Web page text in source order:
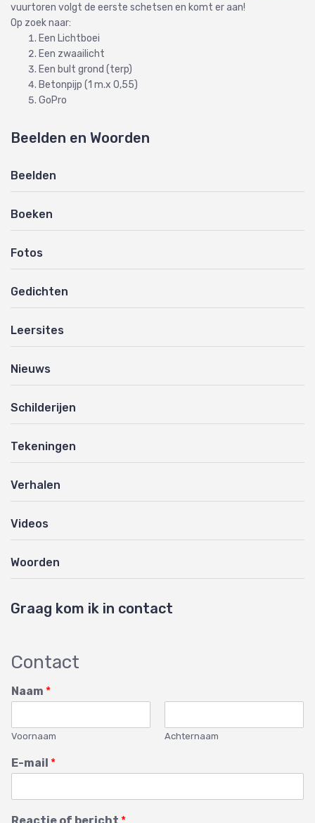
vuurtoren volgt de eerste schetsen en komt er aan!
Op zoek naar:
Een Lichtboei
Een zwaailicht
Een bult grond (terp)
Betonpijp (1 m.x 0,55)
GoPro
Beelden en Woorden
Beelden
Boeken
Fotos
Gedichten
Leersites
Nieuws
Schilderijen
Tekeningen
Verhalen
Videos
Woorden
Graag kom ik in contact
Contact
Naam *
Voornaam Achternaam
E-mail *